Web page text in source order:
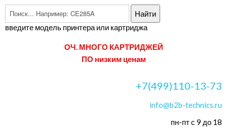
введите модель принтера или картриджа
ОЧ. МНОГО КАРТРИДЖЕЙ
ПО низким ценам
+7(499)110-13-73
info@b2b-technics.ru
пн-пт с 9 до 18